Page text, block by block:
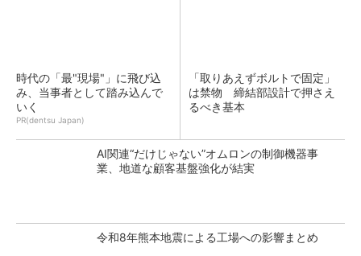
時代の「最"現場"」に飛び込
み、当事者として踏み込んで
いく
PR(dentsu Japan)
「取りあえずボルトで固定」
は禁物 締結部設計で押さえ
るべき基本
AI関連“だけじゃない”オムロンの制御機器事
業、地道な顧客基盤強化が結実
令和8年熊本地震による工場への影響まとめ